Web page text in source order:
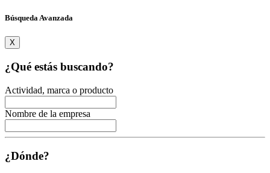
Búsqueda Avanzada
X
¿Qué estás buscando?
Actividad, marca o producto
Nombre de la empresa
¿Dónde?